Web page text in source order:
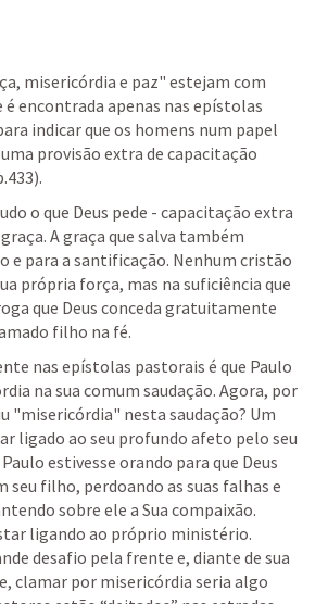
misericórdia e paz" estejam com
encontrada apenas nas epístolas
indicar que os homens num papel
provisão extra de capacitação
o que Deus pede - capacitação extra
A graça que salva também
e para a santificação. Nenhum cristão
própria força, mas na suficiência que
que Deus conceda gratuitamente
filho na fé.
nas epístolas pastorais é que Paulo
na sua comum saudação. Agora, por
"misericórdia" nesta saudação? Um
ligado ao seu profundo afeto pelo seu
estivesse orando para que Deus
seu filho, perdoando as suas falhas e
sobre ele a Sua compaixão.
ligando ao próprio ministério.
desafio pela frente e, diante de sua
clamar por misericórdia seria algo